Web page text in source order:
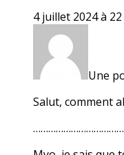
4 juillet 2024 à
Une
Salut, comment